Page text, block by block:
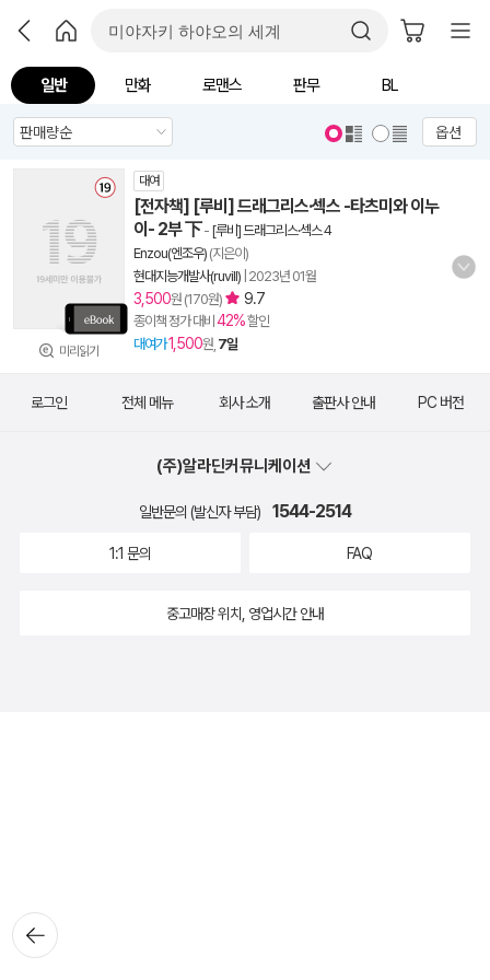
일반 만화 로맨스 판무 BL
옵션
미리읽기
대여
[전자책] [루비] 드래그리스·섹스 -타츠미와 이누
이- 2부 下 - [루비] 드래그리스·섹스 4
Enzou(엔조우) (지은이)
현대지능개발사(ruvill) 2023년 01월
3,500원 (170원) 9.7
종이책 정가 대비 42%할인
대여가1,500원, 7일
뒤로가
기
로그인 전체 메뉴 회사 소개 출판사 안내 PC 버전
(주)알라딘커뮤니케이션
일반문의 (발신자 부담) 1544-2514
1:1 문의 FAQ
중고매장 위치, 영업시간 안내